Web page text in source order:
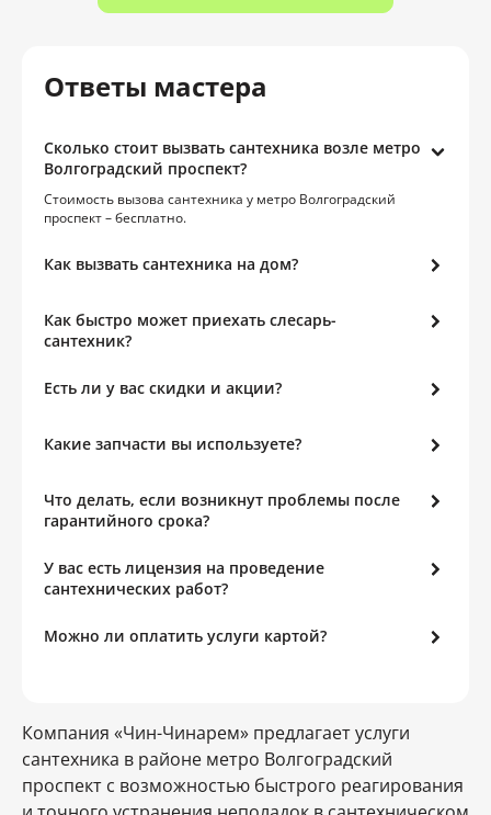
Компания «Чин-Чинарем» предлагает услуги
сантехника в районе метро Волгоградский
проспект с возможностью быстрого реагирования
Ответы мастера
Сколько стоит вызвать сантехника возле метро
Волгоградский проспект?
Стоимость вызова сантехника у метро Волгоградский
проспект – бесплатно.
Как вызвать сантехника на дом?
Как быстро может приехать слесарь-
сантехник?
Есть ли у вас скидки и акции?
Какие запчасти вы используете?
Что делать, если возникнут проблемы после
гарантийного срока?
У вас есть лицензия на проведение
сантехнических работ?
Можно ли оплатить услуги картой?